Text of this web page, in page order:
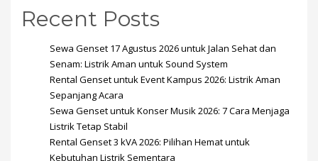
Recent Posts
Sewa Genset 17 Agustus 2026 untuk Jalan Sehat dan
Senam: Listrik Aman untuk Sound System
Rental Genset untuk Event Kampus 2026: Listrik Aman
Sepanjang Acara
Sewa Genset untuk Konser Musik 2026: 7 Cara Menjaga
Listrik Tetap Stabil
Rental Genset 3 kVA 2026: Pilihan Hemat untuk
Kebutuhan Listrik Sementara